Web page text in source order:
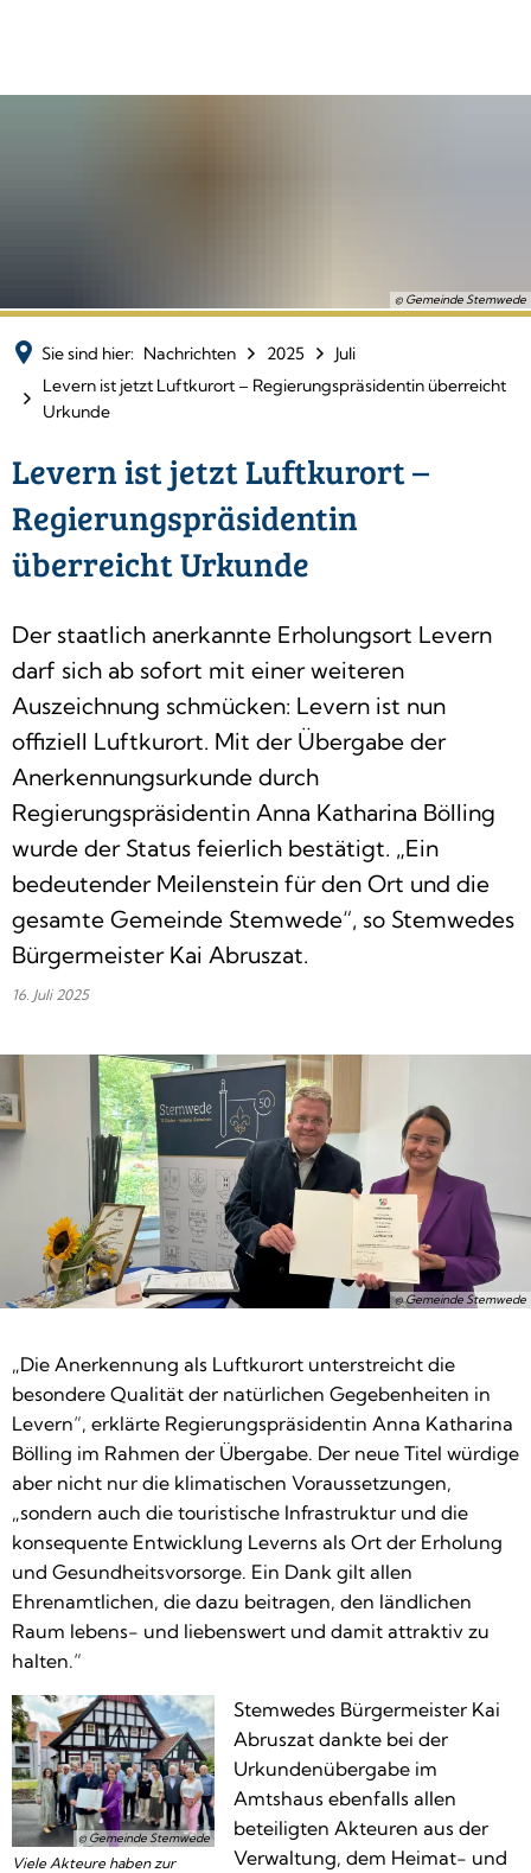
© Gemeinde Stemwede
Sie sind hier: Nachrichten 2025
Juli
Levern ist jetzt Luftkurort – Regierungspräsidentin überreicht
Urkunde
Levern ist jetzt Luftkurort –
Regierungspräsidentin
überreicht Urkunde
Der staatlich anerkannte Erholungsort Levern
darf sich ab sofort mit einer weiteren
Auszeichnung schmücken: Levern ist nun
offiziell Luftkurort. Mit der Übergabe der
Anerkennungsurkunde durch
Regierungspräsidentin Anna Katharina Bölling
wurde der Status feierlich bestätigt. „Ein
bedeutender Meilenstein für den Ort und die
gesamte Gemeinde Stemwede“, so Stemwedes
Bürgermeister Kai Abruszat.
16. Juli 2025
© Gemeinde Stemwede
„Die Anerkennung als Luftkurort unterstreicht die
besondere Qualität der natürlichen Gegebenheiten in
Levern“, erklärte Regierungspräsidentin Anna Katharina
Bölling im Rahmen der Übergabe. Der neue Titel würdige
aber nicht nur die klimatischen Voraussetzungen,
„sondern auch die touristische Infrastruktur und die
konsequente Entwicklung Leverns als Ort der Erholung
und Gesundheitsvorsorge. Ein Dank gilt allen
Ehrenamtlichen, die dazu beitragen, den ländlichen
Raum lebens- und liebenswert und damit attraktiv zu
halten.“
© Gemeinde Stemwede
Viele Akteure haben zur
Stemwedes Bürgermeister Kai
Abruszat dankte bei der
Urkundenübergabe im
Amtshaus ebenfalls allen
beteiligten Akteuren aus der
Verwaltung, dem Heimat- und